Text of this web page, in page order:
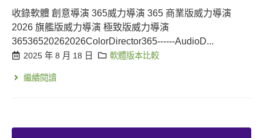
收錄軟體 創意導演 365威力導演 365 商業版威力導演
2026 旗艦版威力導演 極致版威力導演
36536520262026ColorDirector365------AudioD...
2025 年 8 月 18 日 軟體版本比較
繼續閱讀